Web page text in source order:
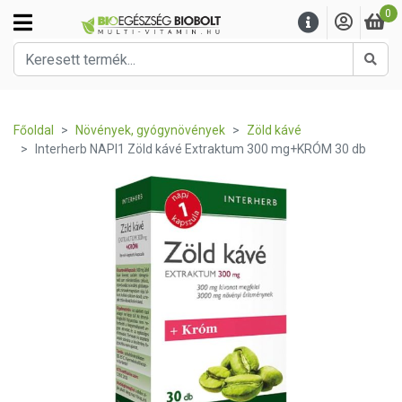
0
Főoldal Növények, gyógynövények
Zöld kávé
Interherb NAPI1 Zöld kávé Extraktum 300 mg+KRÓM 30 db